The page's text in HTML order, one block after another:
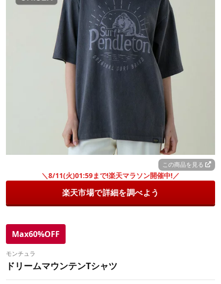
この商品を見る
＼8/11(火)01:59まで!楽天マラソン開催中!／
楽天市場で詳細を調べよう
Max60%OFF
モンチュラ
ドリームマウンテンTシャツ